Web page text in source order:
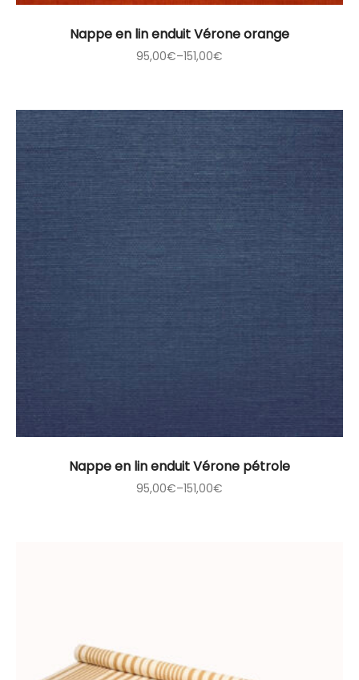
Nappe en lin enduit Vérone orange
95,00€–151,00€
Nappe en lin enduit Vérone pétrole
95,00€–151,00€